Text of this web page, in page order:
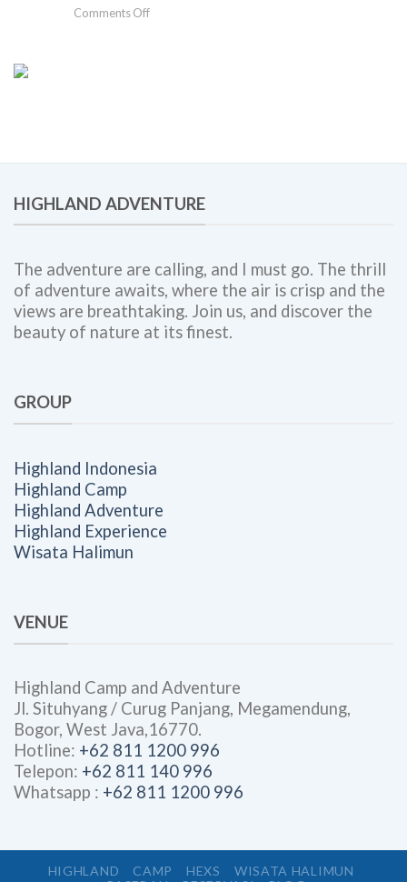
Solusi
Bersama
Adventure
Comments Offon
Tim,
dan
Budaya
HIGHLAND ADVENTURE
The adventure are calling, and I must go. The thrill
of adventure awaits, where the air is crisp and the
views are breathtaking. Join us, and discover the
beauty of nature at its finest.
GROUP
Highland Indonesia
Highland Camp
Highland Adventure
Highland Experience
Wisata Halimun
VENUE
Highland Camp and Adventure
Jl. Situhyang / Curug Panjang, Megamendung,
Bogor, West Java,16770.
Hotline: +62 811 1200 996
Telepon: +62 811 140 996
Whatsapp : +62 811 1200 996
HIGHLAND CAMP HEXS
WISATA HALIMUN